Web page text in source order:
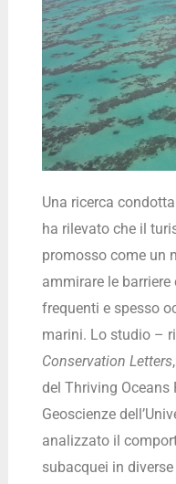
Una ricerca
ha rilevato che il
promosso come un
ammirare le
frequenti e spesso
marini. Lo studio –
Conservation Letters
del Thriving Oceans
Geoscienze
analizzato il
subacquei in